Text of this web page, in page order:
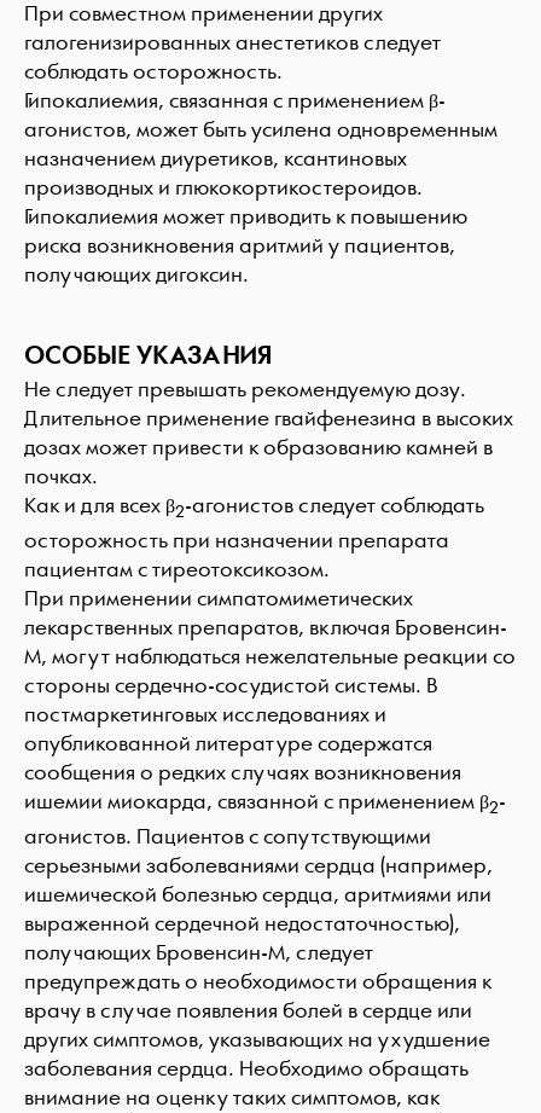
При совместном применении других
галогенизированных анестетиков следует
соблюдать осторожность.
Гипокалиемия, связанная с применением β-
агонистов, может быть усилена одновременным
назначением диуретиков, ксантиновых
производных и глюкокортикостероидов.
Гипокалиемия может приводить к повышению
риска возникновения аритмий у пациентов,
получающих дигоксин.
ОСОБЫЕ УКАЗАНИЯ
Не следует превышать рекомендуемую дозу.
Длительное применение гвайфенезина в высоких
дозах может привести к образованию камней в
почках.
Как и для всех β2-агонистов следует соблюдать
осторожность при назначении препарата
пациентам с тиреотоксикозом.
При применении симпатомиметических
лекарственных препаратов, включая Бровенсин-
М, могут наблюдаться нежелательные реакции со
стороны сердечно-сосудистой системы. В
постмаркетинговых исследованиях и
опубликованной литературе содержатся
сообщения о редких случаях возникновения
ишемии миокарда, связанной с применением β2-
агонистов. Пациентов с сопутствующими
серьезными заболеваниями сердца (например,
ишемической болезнью сердца, аритмиями или
выраженной сердечной недостаточностью),
получающих Бровенсин-М, следует
предупреждать о необходимости обращения к
врачу в случае появления болей в сердце или
других симптомов, указывающих на ухудшение
заболевания сердца. Необходимо обращать
внимание на оценку таких симптомов, как